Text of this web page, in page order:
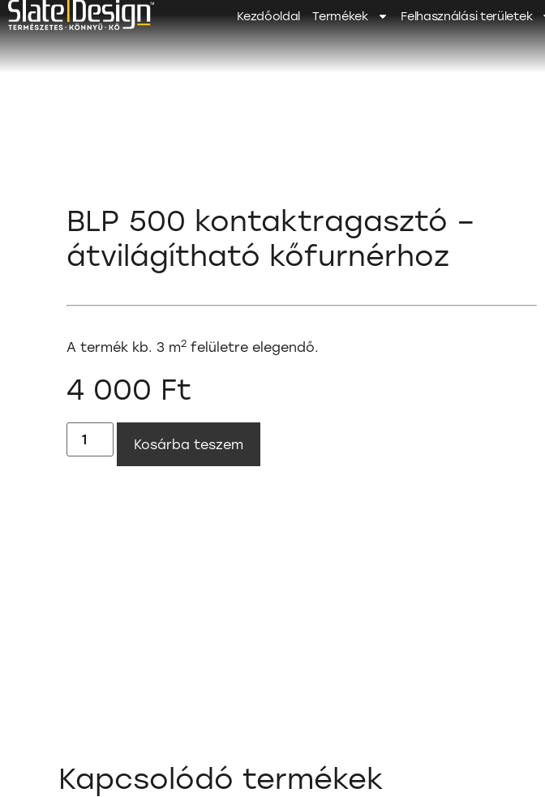
Kezdőoldal Termékek Felhasználási területek
BLP 500 kontaktragasztó –
átvilágítható kőfurnérhoz
A termék kb. 3 m2 felületre elegendő.
4 000 Ft
Kosárba teszem
Kapcsolódó termékek